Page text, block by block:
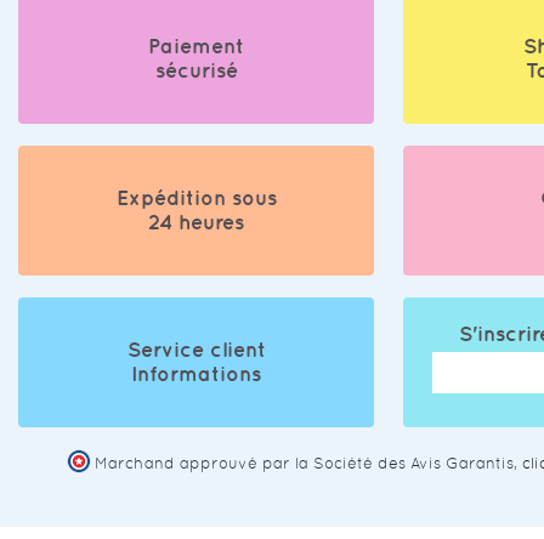
Paiement
sécurisé
Expédition sous
24 heures
Service client
Informations
Marchand approuvé par la Société des Avis Garantis,